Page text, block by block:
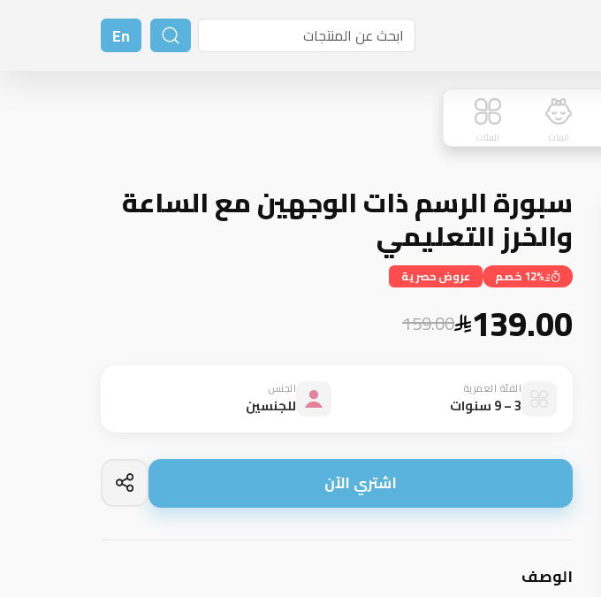
En
البنات الفئات
سبورة الرسم ذات الوجهين مع الساعة
والخرز التعليمي
12% خصم عروض حصرية
139.00
159.00
الفئة العمرية
3 – 9 سنوات
الجنس
للجنسين
اشتري الآن
الوصف